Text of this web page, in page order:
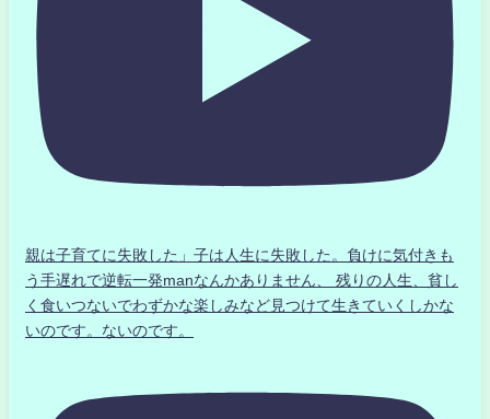
親は子育てに失敗した」子は人生に失敗した。負けに気付きも
う手遅れで逆転一発manなんかありません、 残りの人生、貧し
く食いつないでわずかな楽しみなど見つけて生きていくしかな
いのです。ないのです。